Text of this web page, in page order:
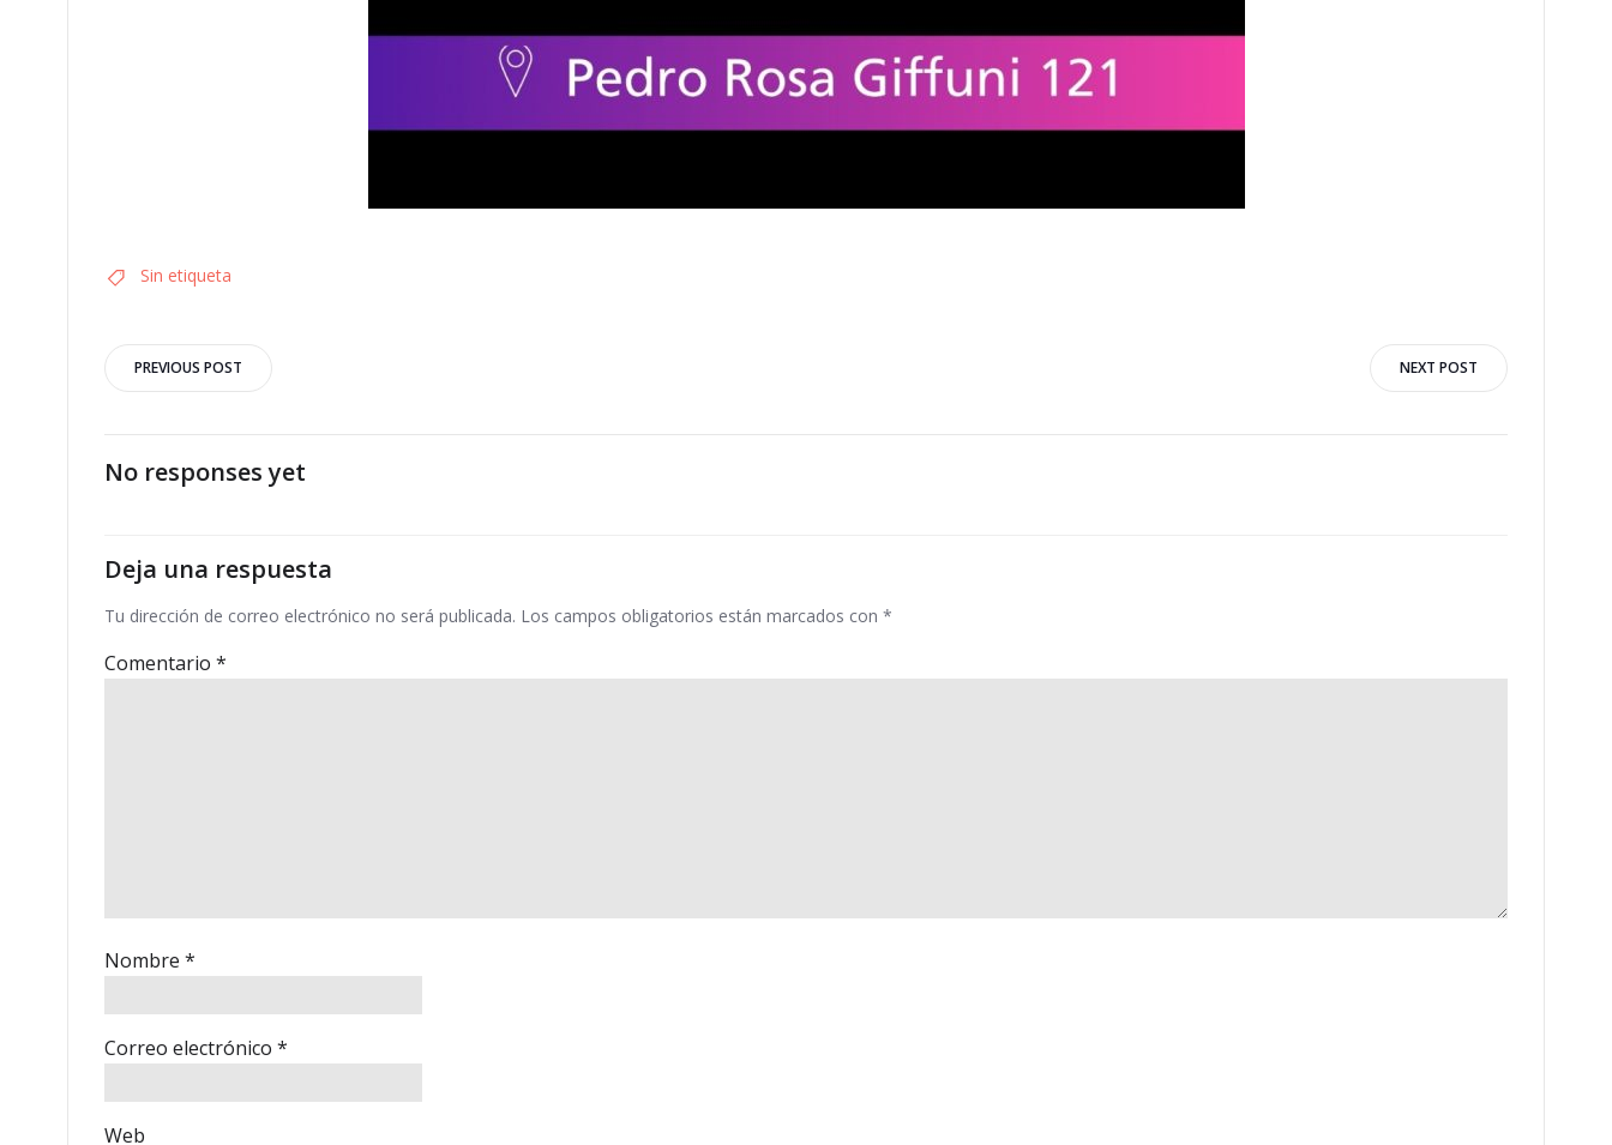
Sin etiqueta
Navegación
por
las
entradas
PREVIOUS POST
por
NEXT POST
No responses yet
Deja una respuesta
Tu dirección de correo electrónico no será publicada. Los campos obligatorios están marcados con *
Comentario *
Nombre *
Correo electrónico *
Web